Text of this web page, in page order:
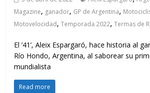
Magazine, ganador, GP de Argentina,
Motovelocidad,Temporada 2022,Termas de
El ’41’, Aleix Espargaró, hace historia al
Río Hondo, Argentina, al saborear su
mundialista
Read more